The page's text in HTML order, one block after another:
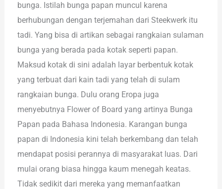
bunga. Istilah bunga papan muncul karena
berhubungan dengan terjemahan dari Steekwerk itu
tadi. Yang bisa di artikan sebagai rangkaian sulaman
bunga yang berada pada kotak seperti papan.
Maksud kotak di sini adalah layar berbentuk kotak
yang terbuat dari kain tadi yang telah di sulam
rangkaian bunga. Dulu orang Eropa juga
menyebutnya Flower of Board yang artinya Bunga
Papan pada Bahasa Indonesia. Karangan bunga
papan di Indonesia kini telah berkembang dan telah
mendapat posisi perannya di masyarakat luas. Dari
mulai orang biasa hingga kaum menegah keatas.
Tidak sedikit dari mereka yang memanfaatkan